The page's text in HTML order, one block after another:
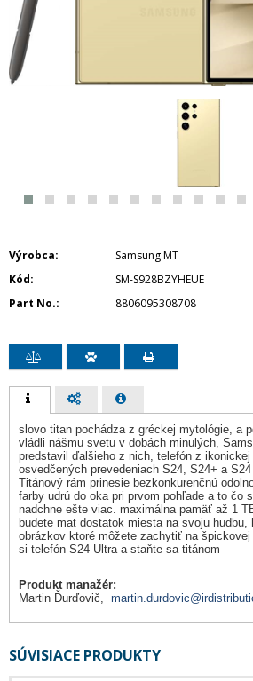
Výrobca
Samsung MT
Kód
SM-S928BZYHEUE
Part No.
8806095308708
slovo titan pochádza z gréckej mytológie, a
vládli nášmu svetu v dobách minulých,
predstavil ďalšieho z nich, telefón z
osvedčených prevedeniach S24, S24+ a S24
Titánový rám prinesie bezkonkurenčnú
farby udrú do oka pri prvom pohľade a to čo
nadchne ešte viac. maximálna pamäť až 1
budete mat dostatok miesta na svoju hudbu,
obrázkov ktoré môžete zachytiť na
si telefón S24 Ultra a staňte sa titánom
Produkt manažér:
Martin Ďurďovič,
SÚVISIACE PRODUKTY